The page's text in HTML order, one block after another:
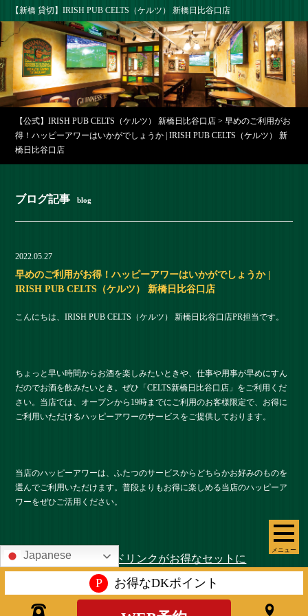
【新橋 貸切】IRISH PUB CELTS（ケルツ） 新橋日比谷口店
メニュー
【公式】IRISH PUB CELTS（ケルツ） 新橋日比谷口店 >早めのご利用がお
得！ハッピーアワーはいかがでしょうか | IRISH PUB CELTS（ケルツ） 新
橋日比谷口店
ブログ記事 blog
2022.05.27
早めのご利用がお得！ハッピーアワーはいかがでしょうか |
IRISH PUB CELTS（ケルツ） 新橋日比谷口店
こんにちは、IRISH PUB CELTS（ケルツ） 新橋日比谷口店PR担当です。
ちょっと早い時間からお酒を楽しみたいときや、仕事や用事が早めにすん
だのでお酒を飲みたいとき。ぜひ「CELTS新橋⽇⽐⾕⼝店」をご利用くだ
さい。当店では、オープンから19時までにご利用のお客様限定で、お得に
ご利用いただけるハッピーアワーのサービスをご提供しております。
当店のハッピーアワーは、ふたつのサービスからどちらかお好みのものを
選んでご利用いただけます。普段よりもお得に楽しめる当店のハッピーア
ワーをぜひご活用ください。
お好きなおつまみとドリンクがお得なセットに
Japanese
P お得なDKポイント